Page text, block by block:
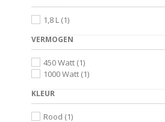
Seb(1)
Smeg(3)
Soehnle
Tefal(5)
Tristar(1)
Typhoon
Witt(1)
Wmf(1)
1,8 L (1)
VERMOGEN
450 Watt (1)
1000 Watt (1)
KLEUR
Rood (1)